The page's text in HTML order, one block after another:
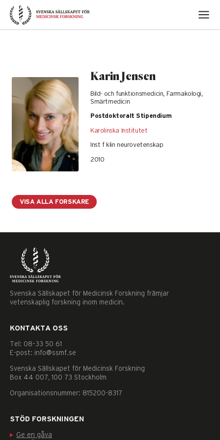
Skip
content
Karin Jensen
Bild- och funktionsmedicin, Farmakologi,
Smärtmedicin
Postdoktoralt Stipendium
Karolinska Institutet
Inst f klin neurovetenskap
2010
VISA ALLA FORSKARE
Svenska Sällskapet för Medicinsk Forskning främjar
vetenskaplig forskning inom medicin.
KONTAKTA OSS
Tel: 08–33 50 61
E-post: info@ssmf.se
Svenska Sällskapet för Medicinsk Forskning
Box 44 007, 100 73 Stockholm
Organisationsnummer: 815200-8317
STÖD FORSKNINGEN
Ge en gåva
Nödvändiga